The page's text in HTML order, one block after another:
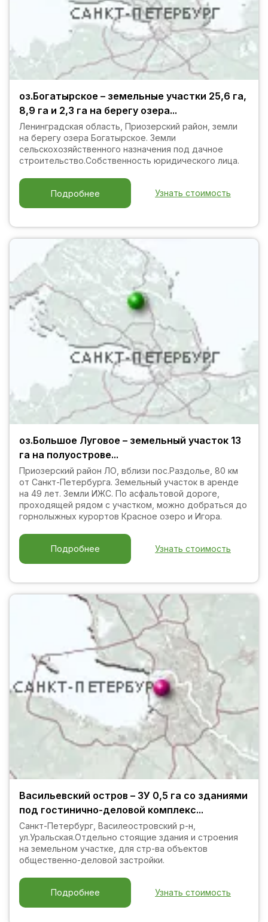
оз.Богатырское – земельные участки 25,6 га,
8,9 га и 2,3 га на берегу озера...
Ленинградская область, Приозерский район, земли
на берегу озера Богатырское. Земли
сельскохозяйственного назначения под дачное
строительство.Собственность юридического лица.
Узнать стоимость
Подробнее
оз.Большое Луговое – земельный участок 13
га на полуострове...
Приозерский район ЛО, вблизи пос.Раздолье, 80 км
от Санкт-Петербурга. Земельный участок в аренде
на 49 лет. Земли ИЖС. По асфальтовой дороге,
проходящей рядом с участком, можно добраться до
горнолыжных курортов Красное озеро и Игора.
Узнать стоимость
Подробнее
Васильевский остров – ЗУ 0,5 га со зданиями
под гостинично-деловой комплекс...
Санкт-Петербург, Василеостровский р-н,
ул.Уральская.Отдельно стоящие здания и строения
на земельном участке, для стр-ва объектов
общественно-деловой застройки.
Узнать стоимость
Подробнее